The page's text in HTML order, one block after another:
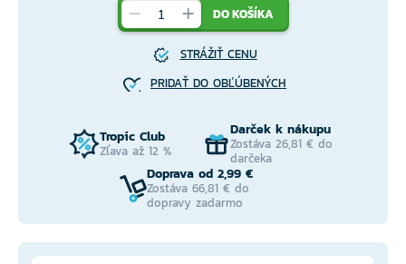
DO KOŠÍKA
STRÁŽIŤ CENU
PRIDAŤ DO OBĽÚBENÝCH
Tropic Club
Zľava až 12 %
Darček k nákupu
Zostáva 26,81 € do
darčeka
Doprava od 2,99 €
Zostáva 66,81 € do
dopravy zadarmo